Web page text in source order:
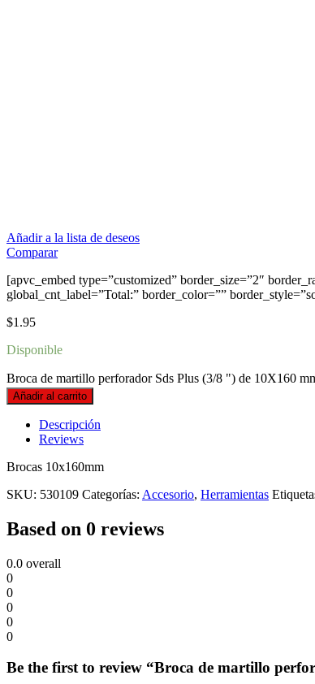
Añadir a la lista de deseos
Comparar
[apvc_embed type=”customized” border_size=”2″
global_cnt_label=”Total:” border_color=””
$1.95
Disponible
Broca de martillo perforador Sds Plus (3/8 ") de 10X160
Añadir al carrito
Descripción
Reviews
Brocas 10x160mm
SKU: 530109 Categorías: Accesorio, Herramientas
Based on 0 reviews
0.0 overall
0
0
0
0
0
Be the first to review “Broca de martillo